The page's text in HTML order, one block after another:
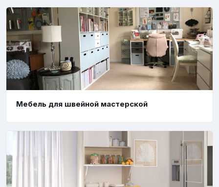
Мебель для швейной мастерской